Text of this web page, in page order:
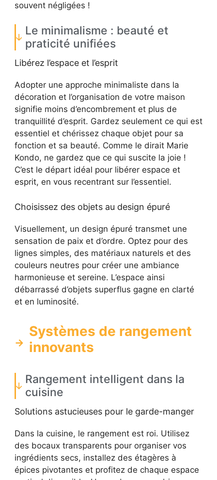
souvent négligées !
Le minimalisme : beauté et
praticité unifiées
Libérez l’espace et l’esprit
Adopter une approche minimaliste dans la
décoration et l’organisation de votre maison
signifie moins d’encombrement et plus de
tranquillité d’esprit. Gardez seulement ce qui est
essentiel et chérissez chaque objet pour sa
fonction et sa beauté. Comme le dirait Marie
Kondo, ne gardez que ce qui suscite la joie !
C’est le départ idéal pour libérer espace et
esprit, en vous recentrant sur l’essentiel.
Choisissez des objets au design épuré
Visuellement, un design épuré transmet une
sensation de paix et d’ordre. Optez pour des
lignes simples, des matériaux naturels et des
couleurs neutres pour créer une ambiance
harmonieuse et sereine. L’espace ainsi
débarrassé d’objets superflus gagne en clarté
et en luminosité.
Systèmes de rangement
innovants
Rangement intelligent dans la
cuisine
Solutions astucieuses pour le garde-manger
Dans la cuisine, le rangement est roi. Utilisez
des bocaux transparents pour organiser vos
ingrédients secs, installez des étagères à
épices pivotantes et profitez de chaque espace